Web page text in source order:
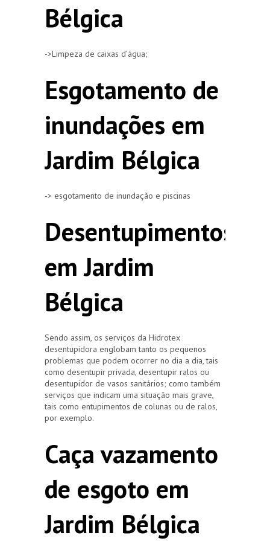
Bélgica
->Limpeza de caixas d’água;
Esgotamento de
inundações em
Jardim Bélgica
-> esgotamento de inundação e piscinas
Desentupimentos
em Jardim
Bélgica
Sendo assim, os serviços da Hidrotex
desentupidora englobam tanto os pequenos
problemas que podem ocorrer no dia a dia, tais
como desentupir privada, desentupir ralos ou
desentupidor de vasos sanitários; como também
serviços que indicam uma situação mais grave,
tais como entupimentos de colunas ou de ralos,
por exemplo.
Caça vazamento
de esgoto em
Jardim Bélgica